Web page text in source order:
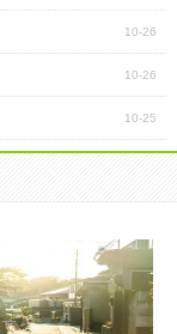
，虽然时间已经
的美好，你的脸
成熟，我依旧坚
，会把从未说出
说愁的年纪，写
了太多的事情，
，却也能够肩负
忘初心，无论经
有的经历，都会
体鳞伤，勇敢的
10-26
10-26
10-25